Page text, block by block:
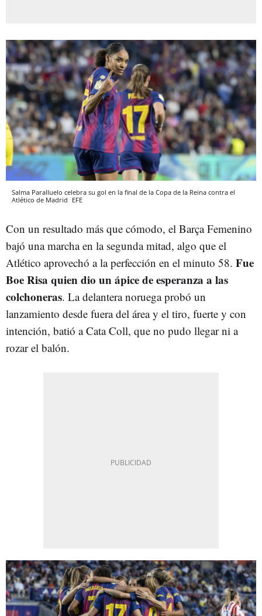
Salma Paralluelo celebra su gol en la final de la Copa de la Reina contra el
Atlético de Madrid EFE
Con un resultado más que cómodo, el Barça Femenino
bajó una marcha en la segunda mitad, algo que el
Atlético aprovechó a la perfección en el minuto 58. Fue
Boe Risa quien dio un ápice de esperanza a las
colchoneras. La delantera noruega probó un
lanzamiento desde fuera del área y el tiro, fuerte y con
intención, batió a Cata Coll, que no pudo llegar ni a
rozar el balón.